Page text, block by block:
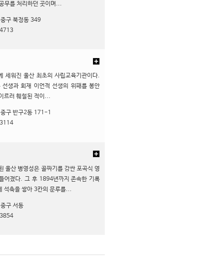
무를 처리하던 곳이며...
구 북정동 349
세워진 울산 최초의 사립교육기관이다.
선생과 회재 이언적 선생의 위패를 봉안
르러 훼철된 적이...
구 반구2동 171-1
울산 병영성은 골짜기를 감싼 포곡식 영
어졌다. 그 후 1894년까지 존속한 기록
석축을 쌓아 3칸의 문루를...
구 서동